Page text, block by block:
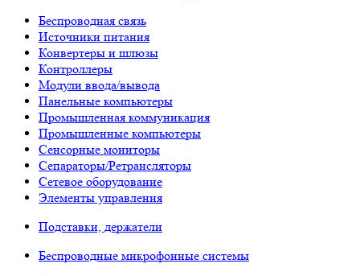
Беспроводная связь
Источники питания
Конвертеры и шлюзы
Контроллеры
Модули ввода/вывода
Панельные компьютеры
Промышленная коммуникация
Промышленные компьютеры
Сенсорные мониторы
Сепараторы/Ретрансляторы
Сетевое оборудование
Элементы управления
Подставки, держатели
Беспроводные микрофонные системы